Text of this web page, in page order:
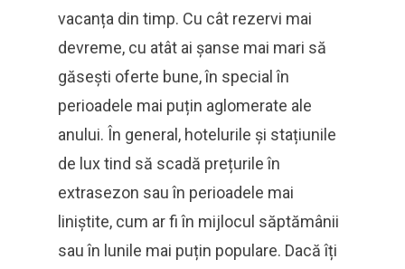
vacanța din timp. Cu cât rezervi mai
devreme, cu atât ai șanse mai mari să
găsești oferte bune, în special în
perioadele mai puțin aglomerate ale
anului. În general, hotelurile și stațiunile
de lux tind să scadă prețurile în
extrasezon sau în perioadele mai
liniștite, cum ar fi în mijlocul săptămânii
sau în lunile mai puțin populare. Dacă îți